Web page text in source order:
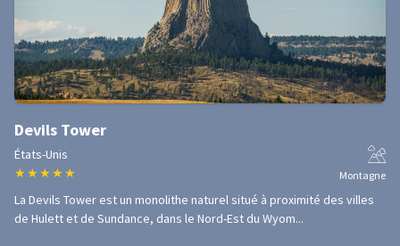
Devils Tower
États-Unis
★ ★ ★ ★ ★ Montagne
La Devils Tower est un monolithe naturel situé à proximité des villes
de Hulett et de Sundance, dans le Nord-Est du Wyom...